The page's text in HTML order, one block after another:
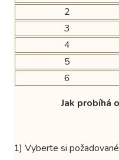
2
3
4
5
6
Jak probíhá
1) Vyberte si požadované